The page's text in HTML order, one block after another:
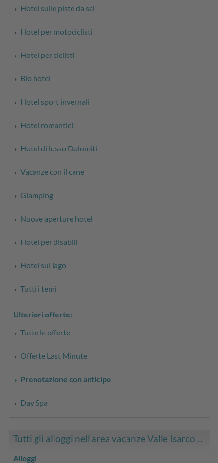
Hotel sulle piste da sci
Hotel per motociclisti
Hotel per ciclisti
Bio hotel
Hotel sport invernali
Hotel romantici
Hotel di lusso Dolomiti
Vacanze con il cane
Glamping
Nuove aperture hotel
Hotel per disabili
Hotel sul lago
Tutti i temi
Ulteriori offerte:
Tutte le offerte
Offerte Last Minute
Prenotazione con anticipo
Day Spa
Tutti gli alloggi nell'area vacanze Valle Isarco ...
Alloggi